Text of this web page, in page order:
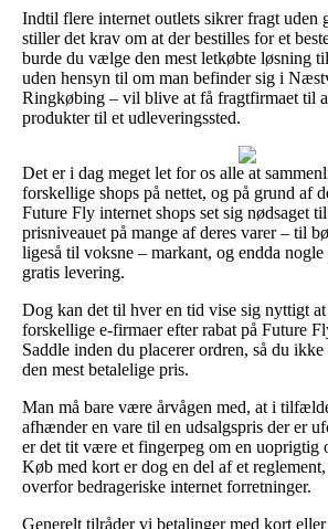
Indtil flere internet outlets sikrer fragt uden
stiller det krav om at der bestilles for et
burde du vælge den mest letkøbte løsning
uden hensyn til om man befinder sig i
Ringkøbing – vil blive at få fragtfirmaet til
produkter til et udleveringssted.
Det er i dag meget let for os alle at
forskellige shops på nettet, og på grund af
Future Fly internet shops set sig nødsaget
prisniveauet på mange af deres varer – til
ligeså til voksne – markant, og endda
gratis levering.
Dog kan det til hver en tid vise sig nyttigt
forskellige e-firmaer efter rabat på Future
Saddle inden du placerer ordren, så du
den mest betalelige pris.
Man må bare være årvågen med, at i
afhænder en vare til en udsalgspris der er
er det tit være et fingerpeg om en uoprigtig
Køb med kort er dog en del af et
overfor bedrageriske internet forretninger.
Generelt tilråder vi betalinger med kort